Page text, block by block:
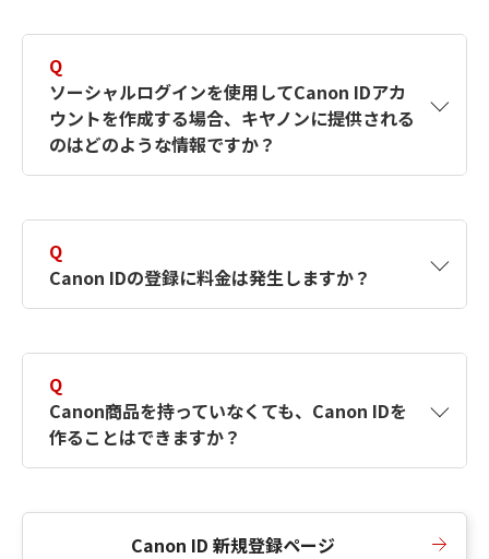
す。詳しい作成方法は【カメラ】Canon IDとは
何ですか？Canon IDの作成方法は？をご確認く
ださい。
Q
ソーシャルログインを使用してCanon IDアカ
ウントを作成する場合、キヤノンに提供される
のはどのような情報ですか？
択したサービスから取得します。アカウントを
簡単に作成できるように、この情報を使用して
Canon IDの登録フォームを入力します。
Q
Canon IDの登録に料金は発生しますか？
Q
Canon商品を持っていなくても、Canon IDを
作ることはできますか？
Canon ID 新規登録ページ